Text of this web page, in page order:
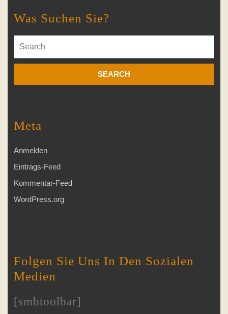
Was Suchen Sie?
for:
Meta
Anmelden
Eintrags-Feed
Kommentar-Feed
WordPress.org
Folgen Sie Uns In Den Sozialen
Medien
[smbtoolbar]